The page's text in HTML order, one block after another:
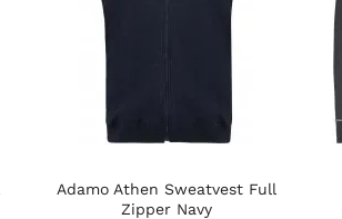
Adamo Athen Sweatvest Full
Zipper Navy